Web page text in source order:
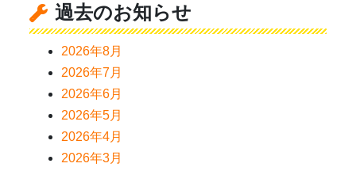
過去のお知らせ
2026年8月
2026年7月
2026年6月
2026年5月
2026年4月
2026年3月